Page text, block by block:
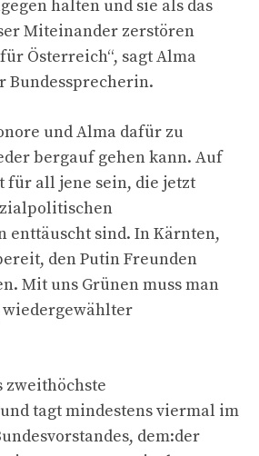
halten und sie als das
Miteinander zerstören
Österreich“, sagt Alma
Bundessprecherin.
und Alma dafür zu
bergauf gehen kann. Auf
für all jene sein, die jetzt
enttäuscht sind. In Kärnten,
den Putin Freunden
Mit uns Grünen muss man
wiedergewählter
zweithöchste
tagt mindestens viermal im
dem:der